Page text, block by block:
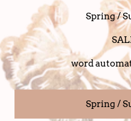
Spring /
word
Spring /
taal
Nederlands
Copyright © 2026, SanDahlia. alle
Powered bij SanDahlia